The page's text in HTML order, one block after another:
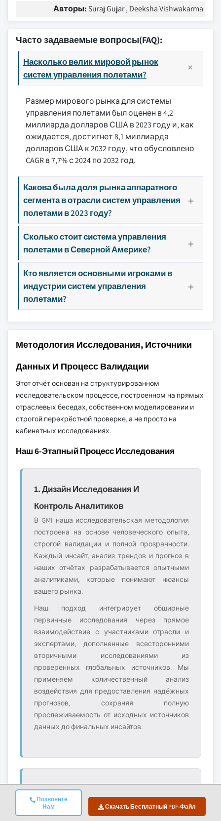
Позвоните
Нам
Скачать Бесплатный PDF-Файл
Авторы: Suraj Gujar , Deeksha Vishwakarma
Часто задаваемые вопросы(FAQ):
Насколько велик мировой рынок
систем управления полетами?
Размер мирового рынка для системы
управления полетами был оценен в 4,2
миллиарда долларов США в 2023 году и, как
ожидается, достигнет 8,1 миллиарда
долларов США к 2032 году, что обусловлено
CAGR в 7,7% с 2024 по 2032 год.
Какова была доля рынка аппаратного
сегмента в отрасли систем управления
полетами в 2023 году?
Сколько стоит система управления
полетами в Северной Америке?
Кто является основными игроками в
индустрии систем управления
полетами?
Методология Исследования, Источники
Данных И Процесс Валидации
Этот отчёт основан на структурированном
исследовательском процессе, построенном на прямых
отраслевых беседах, собственном моделировании и
строгой перекрёстной проверке, а не просто на
кабинетных исследованиях.
Наш 6-Этапный Процесс Исследования
1. Дизайн Исследования И
Контроль Аналитиков
В GMI наша исследовательская методология
построена на основе человеческого опыта,
строгой валидации и полной прозрачности.
Каждый инсайт, анализ трендов и прогноз в
наших отчётах разрабатывается опытными
аналитиками, которые понимают нюансы
вашего рынка.
Наш подход интегрирует обширные
первичные исследования через прямое
взаимодействие с участниками отрасли и
экспертами, дополненные всесторонними
вторичными исследованиями из
проверенных глобальных источников. Мы
применяем количественный анализ
воздействия для предоставления надёжных
прогнозов, сохраняя полную
прослеживаемость от исходных источников
данных до финальных инсайтов.
2. Первичное Исследование
Первичное исследование составляет основу
нашей методологии, внося около 80% в общие